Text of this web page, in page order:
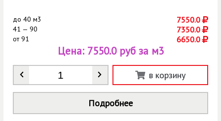
до 40 м3 7550.0
41 — 90 7350.0
от91 6650.0
Количество
Цена: 7550.0 руб за м3
в корзину
Подробнее